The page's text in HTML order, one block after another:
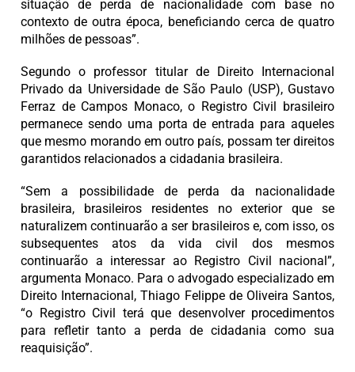
situação de perda de nacionalidade com base no
contexto de outra época, beneficiando cerca de quatro
milhões de pessoas”.
Segundo o professor titular de Direito Internacional
Privado da Universidade de São Paulo (USP), Gustavo
Ferraz de Campos Monaco, o Registro Civil brasileiro
permanece sendo uma porta de entrada para aqueles
que mesmo morando em outro país, possam ter direitos
garantidos relacionados a cidadania brasileira.
“Sem a possibilidade de perda da nacionalidade
brasileira, brasileiros residentes no exterior que se
naturalizem continuarão a ser brasileiros e, com isso, os
subsequentes atos da vida civil dos mesmos
continuarão a interessar ao Registro Civil nacional”,
argumenta Monaco. Para o advogado especializado em
Direito Internacional, Thiago Felippe de Oliveira Santos,
“o Registro Civil terá que desenvolver procedimentos
para refletir tanto a perda de cidadania como sua
reaquisição”.